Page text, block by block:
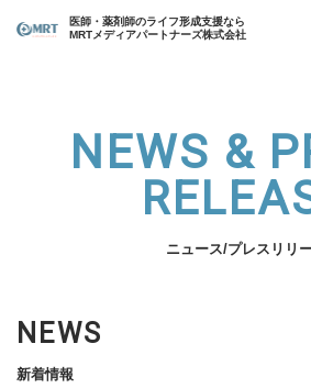
医師・薬剤師のライフ形成支援なら
MRTメディアパートナーズ株式会社
NEWS &
ニュース/プレスリリ
NEWS
新着情報